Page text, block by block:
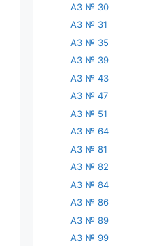
АЗ № 30
АЗ № 31
АЗ № 35
АЗ № 39
АЗ № 43
АЗ № 47
АЗ № 51
АЗ № 64
АЗ № 81
АЗ № 82
АЗ № 84
АЗ № 86
АЗ № 89
АЗ № 99